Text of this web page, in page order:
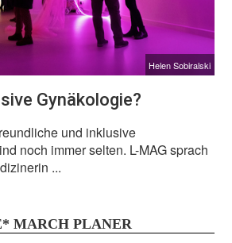
Helen Sobiralski
Gynäkologie?
und inklusive
noch immer selten. L-MAG sprach
...
MARCH PLANER